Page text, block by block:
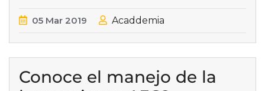
05 Mar 2019 Acaddemia
Conoce el manejo de la